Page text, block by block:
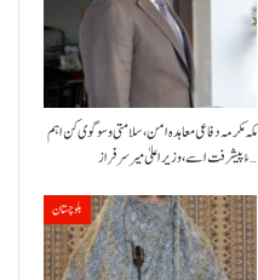
مکہ مکرمہ دفاعی معاہدہ امن، سلامتی و سوگوی کن اہم
ءُ پیشرفت اسے،وزیراعلیٰ میر سرفراز…
بلوچستان